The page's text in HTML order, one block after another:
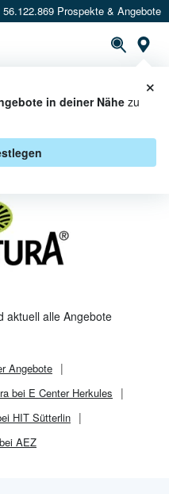
56.122.869 Prospekte & Angebote
in deiner Nähezu
×
CRAMER -
aktuell alle Angebote
Angebote
bei E Center Herkules
HIT Sütterlin
AEZ